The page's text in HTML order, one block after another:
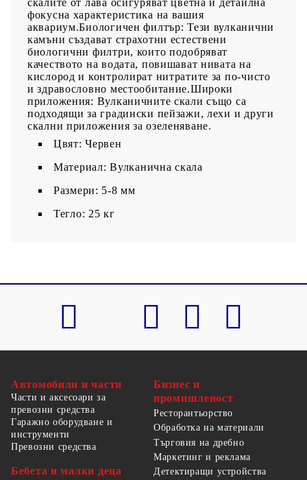
фокусна характеристика на вашия
аквариум.Биологичен филтър: Тези вулканични
камъни създават страхотни естествени
биологични филтри, които подобряват
качеството на водата, повишават нивата на
кислород и контролират нитратите за по-чисто
и здравословно местообитание.Широки
приложения: Вулканичните скали също са
подходящи за градински пейзажи, лехи и други
скални приложения за озеленяване.
Цвят: Червен
Материал: Вулканична скала
Размери: 5-8 мм
Тегло: 25 кг
Автомобили и части
Части и аксесоари за
превозни средства
Гаражно оборудване и
инструменти
Превозни средства
Бебета и малки деца
Бизнес и
промишленост
Ресторантьорство
Обработка на материали
Търговия на дребно
Маркетинг и реклама
Детектиращи устройства